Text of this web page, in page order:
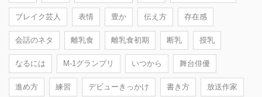
ブレイク芸人 表情 豊か 伝え方 存在感
会話のネタ 離乳食 離乳食初期 断乳 授乳
なるには M-1グランプリ いつから 舞台俳優
進め方 練習 デビューきっかけ 書き方 放送作家